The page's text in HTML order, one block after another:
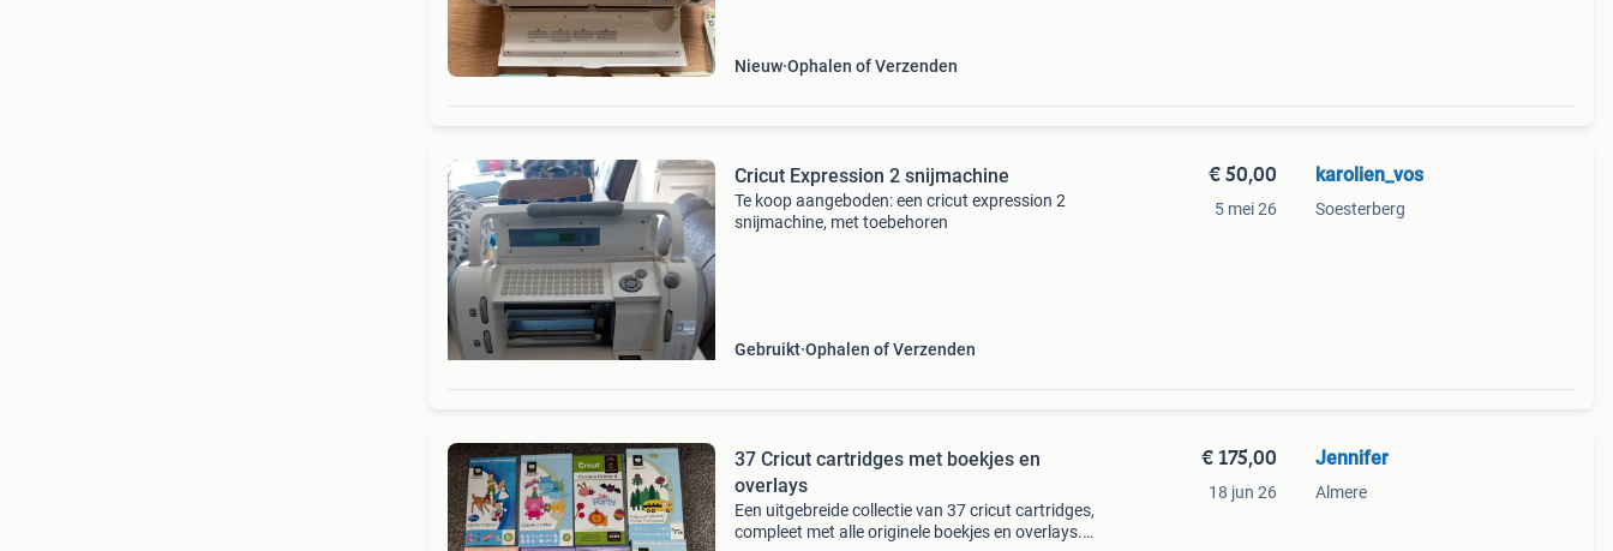
Nieuw Ophalen of Verzenden
Cricut Expression 2 snijmachine
Te koop aangeboden: een cricut expression 2
snijmachine, met toebehoren
Gebruikt Ophalen of Verzenden
€ 50,00
5 mei 26
karolien_vos
Soesterberg
37 Cricut cartridges met boekjes en
overlays
Een uitgebreide collectie van 37 cricut cartridges,
compleet met alle originele boekjes en overlays.
€ 175,00
18 jun 26
Jennifer
Almere